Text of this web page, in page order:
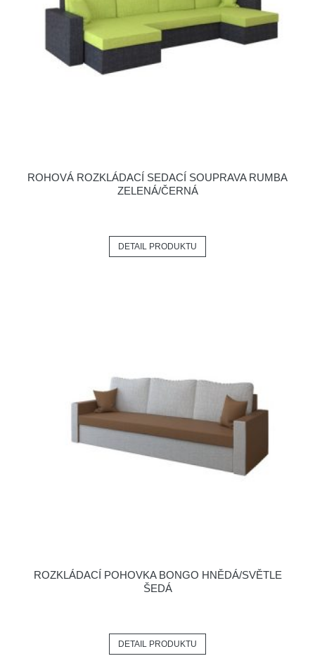
ROHOVÁ ROZKLÁDACÍ SEDACÍ SOUPRAVA RUMBA
ZELENÁ/ČERNÁ
DETAIL PRODUKTU
ROZKLÁDACÍ POHOVKA BONGO HNĚDÁ/SVĚTLE
ŠEDÁ
DETAIL PRODUKTU